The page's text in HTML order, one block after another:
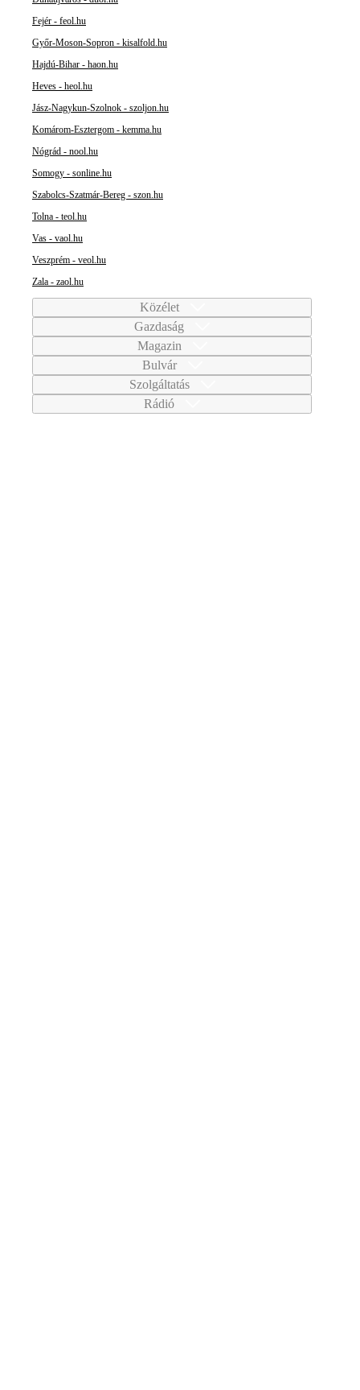
Fejér - feol.hu
Győr-Moson-Sopron - kisalfold.hu
Hajdú-Bihar - haon.hu
Heves - heol.hu
Jász-Nagykun-Szolnok - szoljon.hu
Komárom-Esztergom - kemma.hu
Nógrád - nool.hu
Somogy - sonline.hu
Szabolcs-Szatmár-Bereg - szon.hu
Tolna - teol.hu
Vas - vaol.hu
Veszprém - veol.hu
Zala - zaol.hu
Közélet
Gazdaság
Magazin
Bulvár
Szolgáltatás
Rádió